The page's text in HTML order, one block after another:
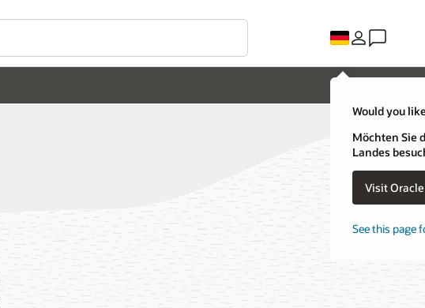
Would you
Möchten Sie
Landes
Visit
See this page